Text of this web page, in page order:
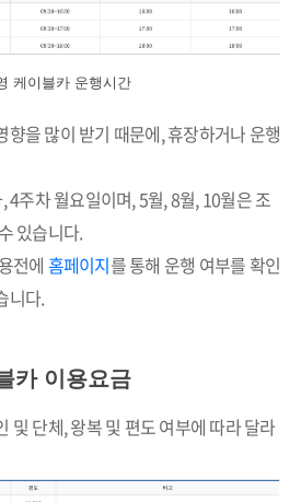
케이블카 운행시간
향을 많이 받기 때문에, 휴장하거나 운행
4주차 월요일이며, 5월, 8월, 10월은 조
있습니다.
전에 홈페이지를 통해 운행 여부를 확인
니다.
카 이용요금
및 단체, 왕복 및 편도 여부에 따라 달라